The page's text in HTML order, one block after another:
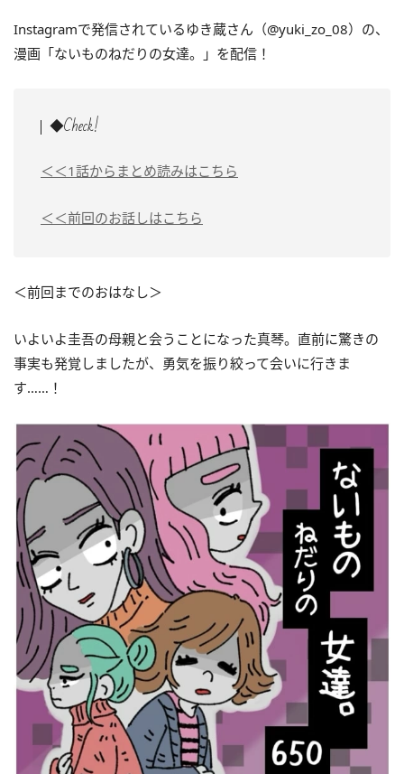
Instagramで発信されているゆき蔵さん（@yuki_zo_08）の、
漫画「ないものねだりの女達。」を配信！
◆Check!
＜＜1話からまとめ読みはこちら
＜＜前回のお話しはこちら
＜前回までのおはなし＞
いよいよ圭吾の母親と会うことになった真琴。直前に驚きの
事実も発覚しましたが、勇気を振り絞って会いに行きま
す……！